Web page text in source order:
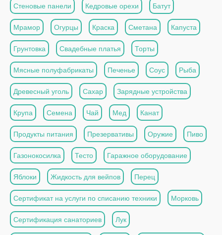
Стеновые панели Кедровые орехи Батут
Мрамор Огурцы Краска Сметана Капуста
Грунтовка Свадебные платья Торты
Мясные полуфабрикаты Печенье Соус Рыба
Древесный уголь Сахар Зарядные устройства
Крупа Семена Чай Мед Канат
Продукты питания Презервативы Оружие Пиво
Газонокосилка Тесто Гаражное оборудование
Яблоки Жидкость для вейпов Перец
Сертификат на услуги по списанию техники Морковь
Сертификация санаториев Лук